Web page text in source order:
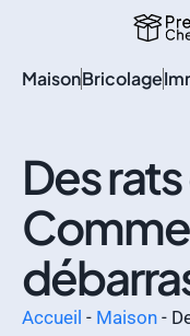
MaisonBricolage
Des
Accueil - Maison -